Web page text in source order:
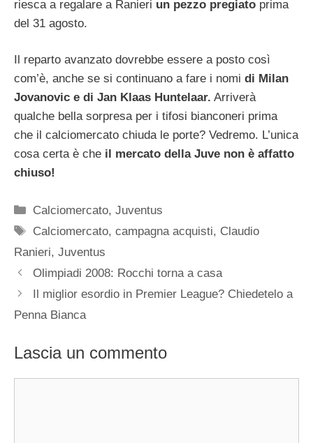
riesca a regalare a Ranieri un pezzo pregiato prima
del 31 agosto.
Il reparto avanzato dovrebbe essere a posto così
com’è, anche se si continuano a fare i nomi di Milan
Jovanovic e di Jan Klaas Huntelaar. Arriverà
qualche bella sorpresa per i tifosi bianconeri prima
che il calciomercato chiuda le porte? Vedremo. L’unica
cosa certa è che il mercato della Juve non è affatto
chiuso!
Categorie
Calciomercato,Juventus
Tag
Calciomercato,campagna acquisti, Claudio
Ranieri, Juventus
Olimpiadi 2008: Rocchi torna a casa
Il miglior esordio in Premier League? Chiedetelo a
Penna Bianca
Lascia un commento